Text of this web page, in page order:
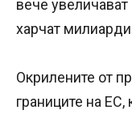
вече
харчат
Окрилените от
границите на